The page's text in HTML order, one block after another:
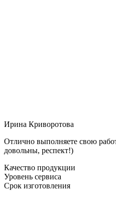
Ирина Криворотова
Отлично выполняете свою
довольны, респект!)
Качество продукции
Уровень сервиса
Срок изготовления